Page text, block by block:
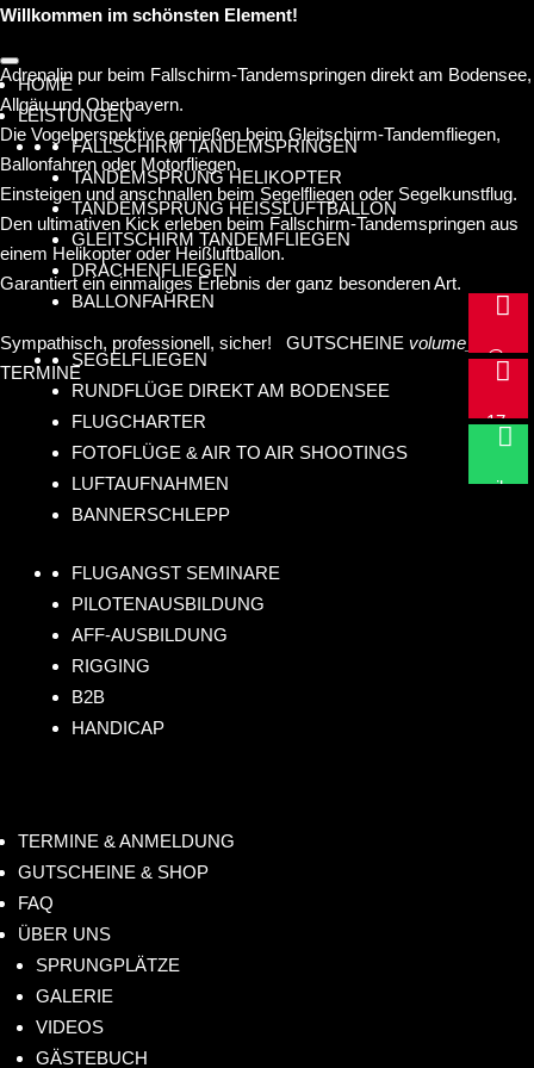
HOME
LEISTUNGEN
FALLSCHIRM TANDEMSPRINGEN
TANDEMSPRUNG HELIKOPTER
TANDEMSPRUNG HEISSLUFTBALLON
GLEITSCHIRM TANDEMFLIEGEN
DRACHENFLIEGEN
BALLONFAHREN
SEGELFLIEGEN
RUNDFLÜGE DIREKT AM BODENSEE
FLUGCHARTER
FOTOFLÜGE & AIR TO AIR SHOOTINGS
LUFTAUFNAHMEN
BANNERSCHLEPP
FLUGANGST SEMINARE
PILOTENAUSBILDUNG
AFF-AUSBILDUNG
RIGGING
B2B
HANDICAP
TERMINE & ANMELDUNG
GUTSCHEINE & SHOP
FAQ
ÜBER UNS
SPRUNGPLÄTZE
GALERIE
VIDEOS
GÄSTEBUCH
Willkommen im schönsten Element!
Adrenalin pur beim Fallschirm-Tandemspringen direkt am Bodensee,
Allgäu und Oberbayern.
Die Vogelperspektive genießen beim Gleitschirm-Tandemfliegen,
Ballonfahren oder Motorfliegen.
Einsteigen und anschnallen beim Segelfliegen oder Segelkunstflug.
Den ultimativen Kick erleben beim Fallschirm-Tandemspringen aus
einem Helikopter oder Heißluftballon.
Garantiert ein einmaliges Erlebnis der ganz besonderen Art.
Sympathisch, professionell, sicher! GUTSCHEINE volume_off
TERMINE

m
@
hu
m
anf
lig

+4
17
73

Sc
eib